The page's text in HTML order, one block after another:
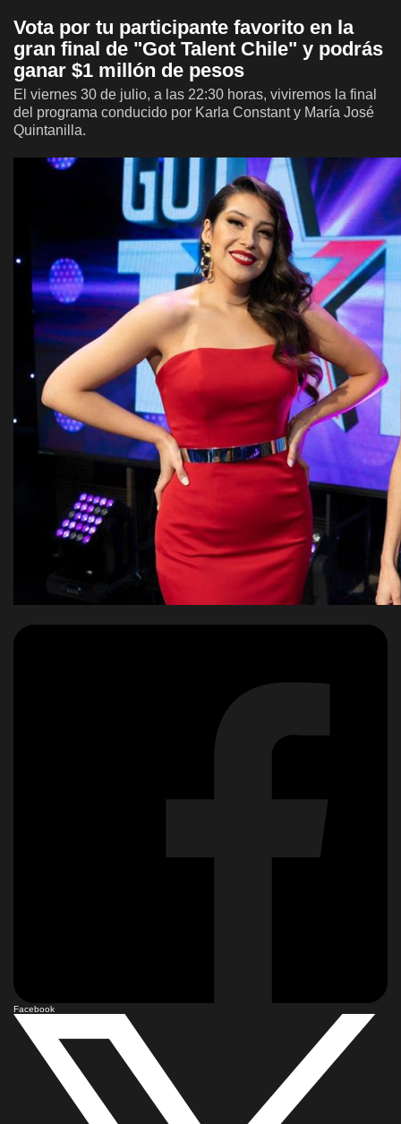
Vota por tu participante favorito en la
gran final de "Got Talent Chile" y podrás
ganar $1 millón de pesos
El viernes 30 de julio, a las 22:30 horas, viviremos la final
del programa conducido por Karla Constant y María José
Quintanilla.
Facebook